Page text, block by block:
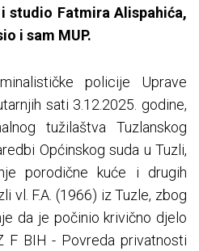
studio Fatmira Alispahića,
i sam MUP.
policije Uprave
sati 3.12.2025. godine,
tužilaštva Tuzlanskog
Općinskog suda u Tuzli,
porodične kuće i drugih
vl. F.A. (1966) iz Tuzle, zbog
da je počinio krivično djelo
F BIH - Povreda privatnosti